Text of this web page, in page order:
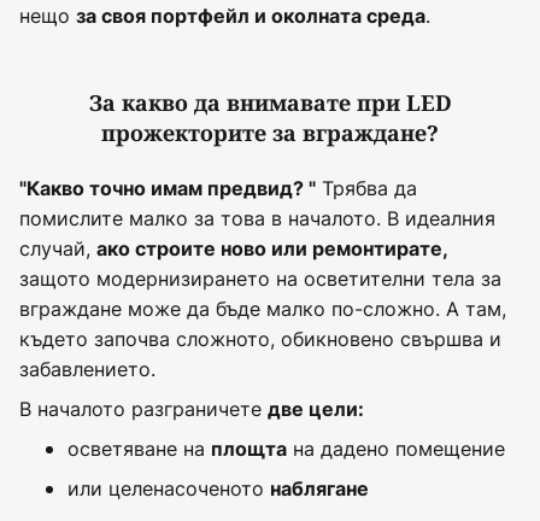
нещо за своя портфейл и околната среда.
За какво да внимавате при LED
прожекторите за вграждане?
"Какво точно имам предвид? " Трябва да
помислите малко за това в началото. В идеалния
случай, ако строите ново или ремонтирате,
защото модернизирането на осветителни тела за
вграждане може да бъде малко по-сложно. А там,
където започва сложното, обикновено свършва и
забавлението.
В началото разграничете две цели:
осветяване на площта на дадено помещение
или целенасоченото наблягане